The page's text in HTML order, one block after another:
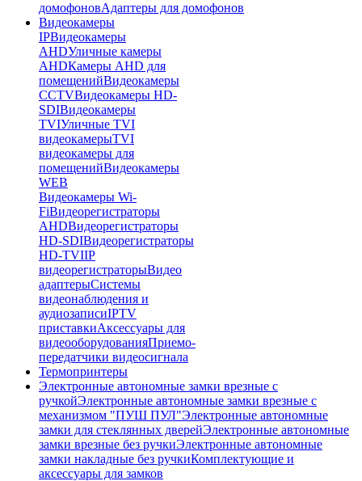
домофоновАдаптеры для домофонов
Видеокамеры
IPВидеокамеры
AHDУличные камеры
AHDКамеры AHD для
помещенийВидеокамеры
CCTVВидеокамеры HD-
SDIВидеокамеры
TVIУличные TVI
видеокамерыTVI
видеокамеры для
помещенийВидеокамеры
WEB
Видеокамеры Wi-
FiВидеорегистраторы
AHDВидеорегистраторы
HD-SDIВидеорегистраторы
HD-TVIIP
видеорегистраторыВидео
адаптерыСистемы
видеонаблюдения и
аудиозаписиIPTV
приставкиАксессуары для
видеооборудованияПриемо-
передатчики видеосигнала
Термопринтеры
Электронные автономные замки врезные с
ручкойЭлектронные автономные замки врезные с
механизмом "ПУШ ПУЛ"Электронные автономные
замки для стеклянных дверейЭлектронные автономные
замки врезные без ручкиЭлектронные автономные
замки накладные без ручкиКомплектующие и
аксессуары для замков